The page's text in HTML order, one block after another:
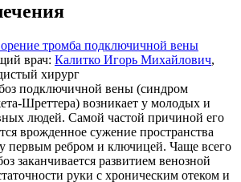
тромба подключичной вены
врач: Калитко Игорь Михайлович,
хирург
подключичной вены (синдром
Шреттера) возникает у молодых и
людей. Самой частой причиной его
врожденное сужение пространства
первым ребром и ключицей. Чаще всего
заканчивается развитием венозной
руки с хроническим отеком и